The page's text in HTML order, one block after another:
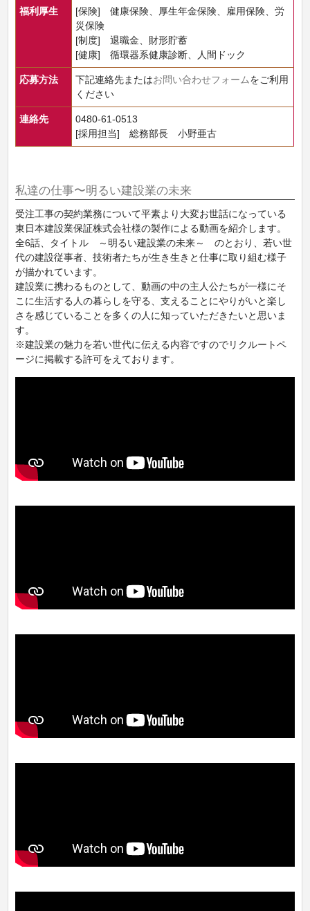
福利厚生
[保険] 健康保険、厚生年金保険、雇用保険、労
災保険
[制度] 退職金、財形貯蓄
[健康] 循環器系健康診断、人間ドック
応募方法 下記連絡先またはお問い合わせフォームをご利用
ください
連絡先
0480-61-0513
[採用担当] 総務部長 小野亜古
私達の仕事〜明るい建設業の未来
受注工事の契約業務について平素より大変お世話になっている
東日本建設業保証株式会社様の製作による動画を紹介します。
全6話、タイトル ～明るい建設業の未来～ のとおり、若い世
代の建設従事者、技術者たちが生き生きと仕事に取り組む様子
が描かれています。
建設業に携わるものとして、動画の中の主人公たちが一様にそ
こに生活する人の暮らしを守る、支えることにやりがいと楽し
さを感じていることを多くの人に知っていただきたいと思いま
す。
※建設業の魅力を若い世代に伝える内容ですのでリクルートペ
ージに掲載する許可をえております。